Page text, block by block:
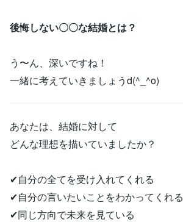
後悔しない〇〇な結婚とは？
う〜ん、深いですね！
一緒に考えていきましょうd(^_^o)
あなたは、結婚に対して
どんな理想を描いていましたか？
✔︎自分の全てを受け入れてくれる
✔︎自分の言いたいことをわかってくれる
✔︎同じ方向で未来を見ている